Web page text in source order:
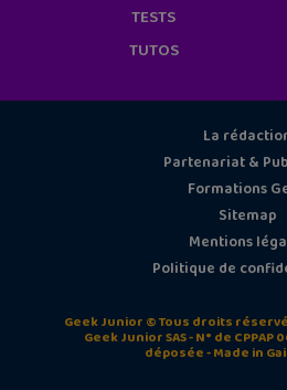
TESTS
TUTOS
La
Partenariat &
Formations
Sitemap
Mentions
Politique de
Geek Junior © Tous droits
Geek Junior SAS - N° de CPPAP
déposée - Made in